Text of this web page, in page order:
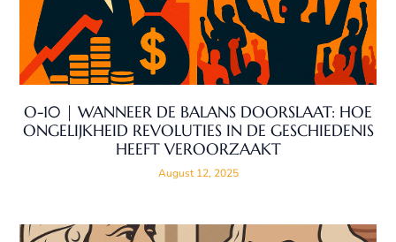
O-10 | WANNEER DE BALANS DOORSLAAT: HOE
ONGELIJKHEID REVOLUTIES IN DE GESCHIEDENIS
HEEFT VEROORZAAKT
August 12, 2025